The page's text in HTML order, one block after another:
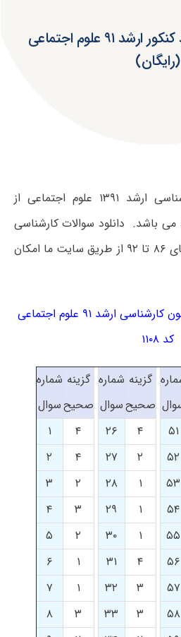
دانلود سوالات و کلید کنکور ارشد ۹۱ علوم اجتماعی
(رایگان)
سوالات تست آزمون کارشناسی ارشد ۱۳۹۱ علوم اجتماعی از
می باشد. دانلود سوالات کارشناسی
ارشد کلیه رشته ها در سالهای ۸۶ تا ۹۲ از طریق سایت ما امکان
دریافت رایگان سوالات آزمون کارشناسی ارشد ۹۱ علوم اجتماعی
کد ۱۱۰۸
گزینه
صحیح
شماره
سوال
گزینه
صحیح
شماره
سوال
۵۱ ۴ ۲۶ ۴
۱
۵۲ ۲ ۲۷ ۴
۲
۵۳ ۱ ۲۸ ۲
۳
۵۴ ۱ ۲۹ ۳
۴
۵۵ ۱ ۳۰ ۲
۵
۵۶ ۴ ۳۱ ۱
۶
۵۷ ۳ ۳۲ ۱
۷
۵۸ ۳ ۳۳ ۳
۸